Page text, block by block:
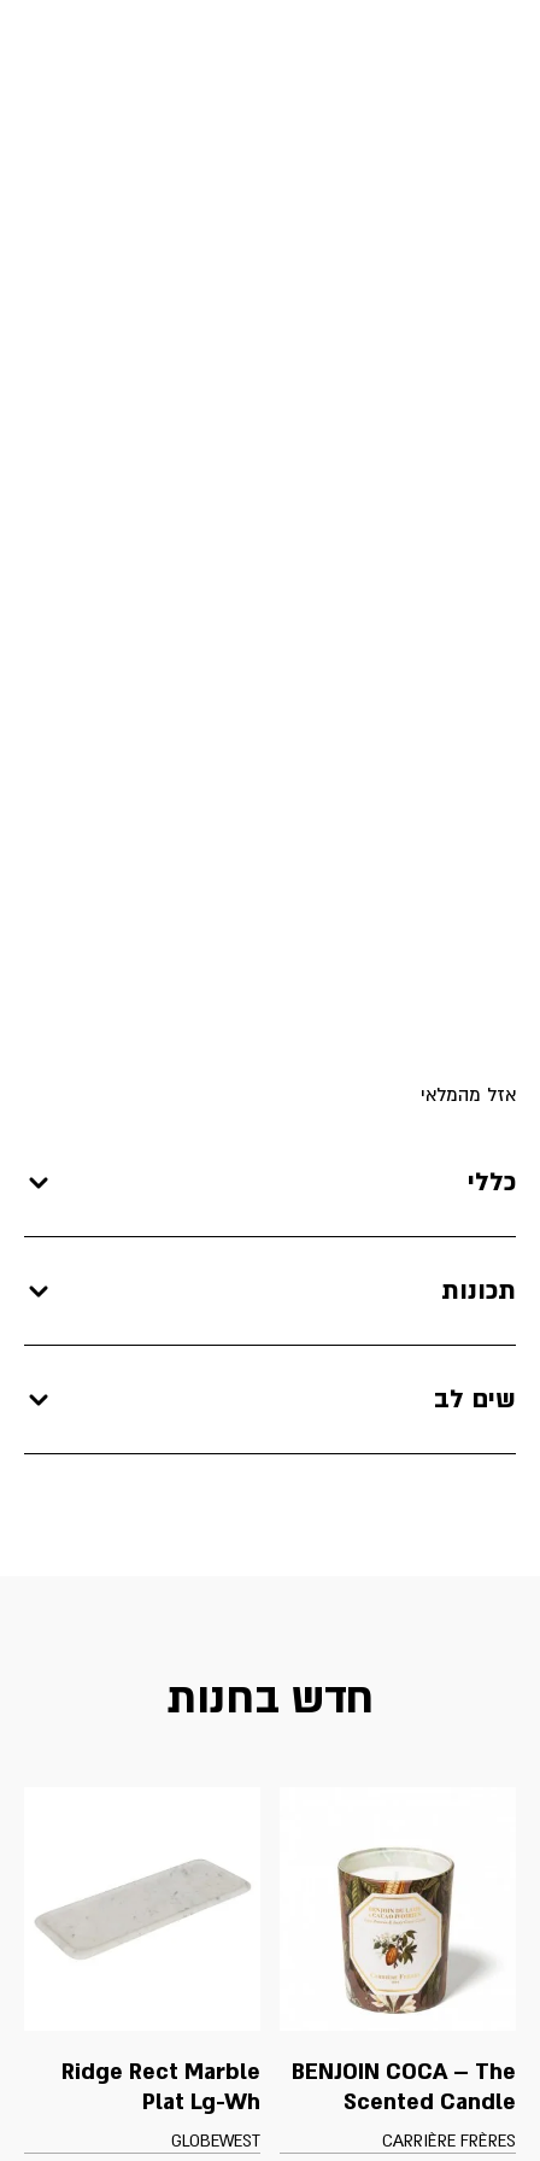
אזל מהמלאי
כללי
תכונות
שים לב
חדש בחנות
BENJOIN COCA – The
Scented Candle
CARRIÈRE FRÈRES
Ridge Rect Marble
Plat Lg-Wh
GLOBEWEST